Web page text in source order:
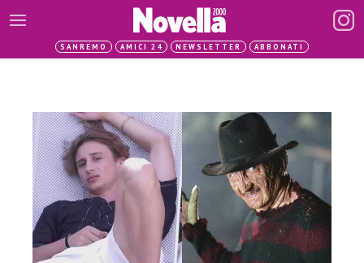
SANREMO AMICI 24 NEWSLETTER ABBONATI